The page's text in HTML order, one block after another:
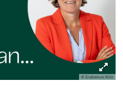
© Erzbistum Köln